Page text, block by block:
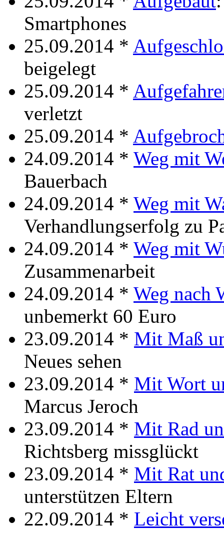
Smartphones
25.09.2014 *
beigelegt
25.09.2014 *
verletzt
25.09.2014 *
24.09.2014 * Weg mit
Bauerbach
24.09.2014 * Weg mit
Verhandlungserfolg zu
24.09.2014 * Weg mit
Zusammenarbeit
24.09.2014 * Weg nach
unbemerkt 60 Euro
23.09.2014 * Mit Maß
Neues sehen
23.09.2014 * Mit Wort
Marcus Jeroch
23.09.2014 * Mit Rad
Richtsberg missglückt
23.09.2014 * Mit Rat
unterstützen Eltern
22.09.2014 * Leicht